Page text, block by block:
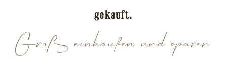
Groß einkaufen und sparen
gekauft.